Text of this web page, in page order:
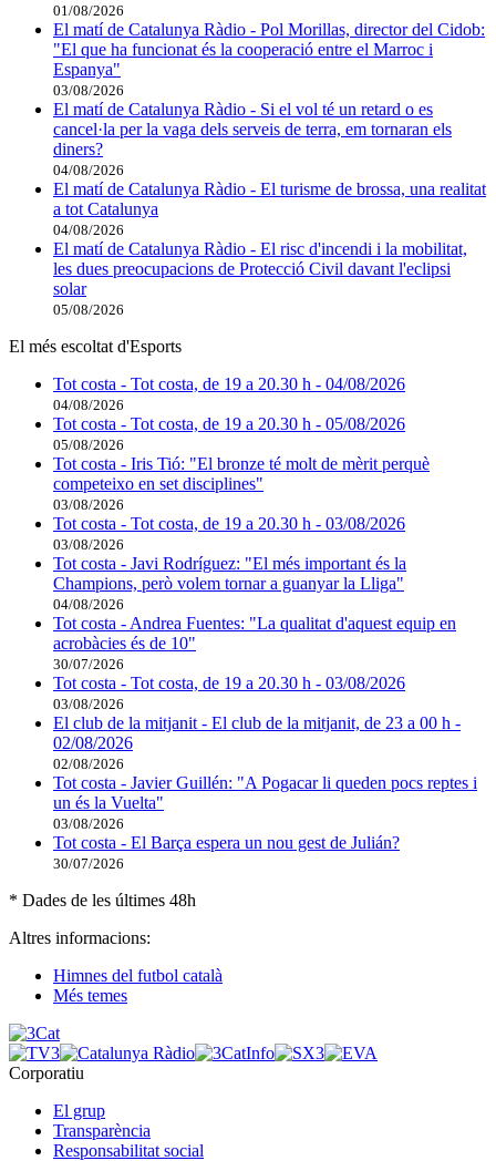
01/08/2026
El matí de Catalunya Ràdio - Pol Morillas, director del Cidob:
"El que ha funcionat és la cooperació entre el Marroc i
Espanya"
03/08/2026
El matí de Catalunya Ràdio - Si el vol té un retard o es
cancel·la per la vaga dels serveis de terra, em tornaran els
diners?
04/08/2026
El matí de Catalunya Ràdio - El turisme de brossa, una realitat
a tot Catalunya
04/08/2026
El matí de Catalunya Ràdio - El risc d'incendi i la mobilitat,
les dues preocupacions de Protecció Civil davant l'eclipsi
solar
05/08/2026
El més escoltat d'Esports
Tot costa - Tot costa, de 19 a 20.30 h - 04/08/2026
04/08/2026
Tot costa - Tot costa, de 19 a 20.30 h - 05/08/2026
05/08/2026
Tot costa - Iris Tió: "El bronze té molt de mèrit perquè
competeixo en set disciplines"
03/08/2026
Tot costa - Tot costa, de 19 a 20.30 h - 03/08/2026
03/08/2026
Tot costa - Javi Rodríguez: "El més important és la
Champions, però volem tornar a guanyar la Lliga"
04/08/2026
Tot costa - Andrea Fuentes: "La qualitat d'aquest equip en
acrobàcies és de 10"
30/07/2026
Tot costa - Tot costa, de 19 a 20.30 h - 03/08/2026
03/08/2026
El club de la mitjanit - El club de la mitjanit, de 23 a 00 h -
02/08/2026
02/08/2026
Tot costa - Javier Guillén: "A Pogacar li queden pocs reptes i
un és la Vuelta"
03/08/2026
Tot costa - El Barça espera un nou gest de Julián?
30/07/2026
* Dades de les últimes 48h
Altres informacions:
Himnes del futbol català
Més temes
Corporatiu
El grup
Transparència
Responsabilitat social